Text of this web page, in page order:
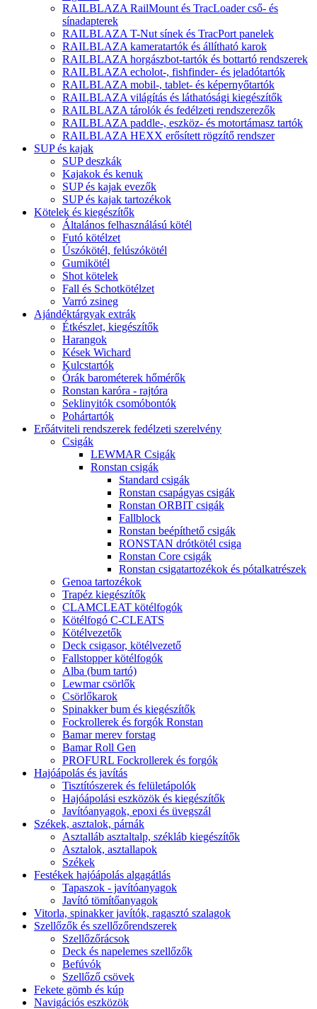
RAILBLAZA RailMount és TracLoader cső- és
sínadapterek
RAILBLAZA T-Nut sínek és TracPort panelek
RAILBLAZA kameratartók és állítható karok
RAILBLAZA horgászbot-tartók és bottartó rendszerek
RAILBLAZA echolot-, fishfinder- és jeladótartók
RAILBLAZA mobil-, tablet- és képernyőtartók
RAILBLAZA világítás és láthatósági kiegészítők
RAILBLAZA tárolók és fedélzeti rendszerezők
RAILBLAZA paddle-, eszköz- és motortámasz tartók
RAILBLAZA HEXX erősített rögzítő rendszer
SUP és kajak
SUP deszkák
Kajakok és kenuk
SUP és kajak evezők
SUP és kajak tartozékok
Kötelek és kiegészítők
Általános felhasználású kötél
Futó kötélzet
Úszókötél, felúszókötél
Gumikötél
Shot kötelek
Fall és Schotkötélzet
Varró zsineg
Ajándéktárgyak extrák
Étkészlet, kiegészítők
Harangok
Kések Wichard
Kulcstartók
Órák barométerek hőmérők
Ronstan karóra - rajtóra
Seklinyitók csomóbontók
Pohártartók
Erőátviteli rendszerek fedélzeti szerelvény
Csigák
LEWMAR Csigák
Ronstan csigák
Standard csigák
Ronstan csapágyas csigák
Ronstan ORBIT csigák
Fallblock
Ronstan beépíthető csigák
RONSTAN drótkötél csiga
Ronstan Core csigák
Ronstan csigatartozékok és pótalkatrészek
Genoa tartozékok
Trapéz kiegészítők
CLAMCLEAT kötélfogók
Kötélfogó C-CLEATS
Kötélvezetők
Deck csigasor, kötélvezető
Fallstopper kötélfogók
Alba (bum tartó)
Lewmar csörlők
Csörlőkarok
Spinakker bum és kiegészítők
Fockrollerek és forgók Ronstan
Bamar merev forstag
Bamar Roll Gen
PROFURL Fockrollerek és forgók
Hajóápolás és javítás
Tisztítószerek és felületápolók
Hajóápolási eszközök és kiegészítők
Javítóanyagok, epoxi és üvegszál
Székek, asztalok, párnák
Asztalláb asztaltalp, székláb kiegészítők
Asztalok, asztallapok
Székek
Festékek hajóápolás algagátlás
Tapaszok - javítóanyagok
Javító tömítőanyagok
Vitorla, spinakker javítók, ragasztó szalagok
Szellőzők és szellőzőrendszerek
Szellőzőrácsok
Deck és napelemes szellőzők
Befúvók
Szellőző csövek
Fekete gömb és kúp
Navigációs eszközök